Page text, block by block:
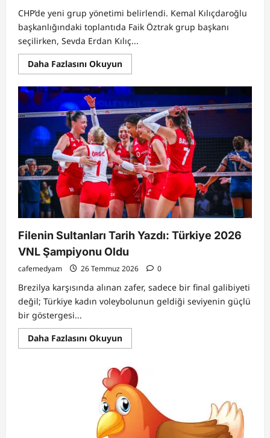
CHP’de yeni grup yönetimi belirlendi. Kemal Kılıçdaroğlu
başkanlığındaki toplantıda Faik Öztrak grup başkanı
seçilirken, Sevda Erdan Kılıç...
Daha Fazlasını OkuyunRead
more
CHP’de
Yeni
Dönem:
Faik
Öztrak
Grup
Başkanı
Seçildi,
Grup
Başkanvekilleri
Belli
Oldu
Filenin Sultanları Tarih Yazdı: Türkiye 2026
VNL Şampiyonu Oldu
cafemedyam 26 Temmuz 2026 0
Brezilya karşısında alınan zafer, sadece bir final galibiyeti
değil; Türkiye kadın voleybolunun geldiği seviyenin güçlü
bir göstergesi...
Daha Fazlasını OkuyunRead
more
Sultanları
Tarih
Yazdı:
Türkiye
2026
VNL
Şampiyonu
Oldu